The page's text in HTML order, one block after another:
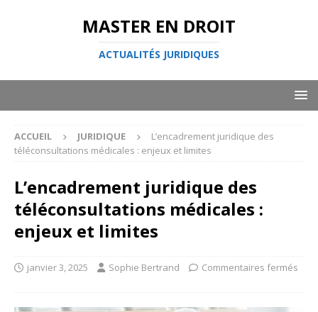
MASTER EN DROIT
ACTUALITÉS JURIDIQUES
ACCUEIL JURIDIQUE
L’encadrement juridique des
téléconsultations médicales : enjeux et limites
L’encadrement juridique des
téléconsultations médicales :
enjeux et limites
janvier 3, 2025 Sophie Bertrand Commentaires fermés